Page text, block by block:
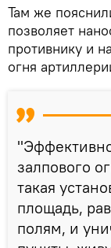
Там же
позволяет
противнику и
огня
залпового
такая
площадь,
полям, и